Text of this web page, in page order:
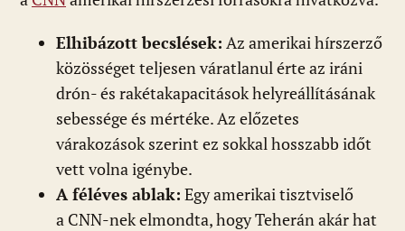
Elhibázott becslések: Az amerikai hírszerző
közösséget teljesen váratlanul érte az iráni
drón- és rakétakapacitások helyreállításának
sebessége és mértéke. Az előzetes
várakozások szerint ez sokkal hosszabb időt
vett volna igénybe.
A féléves ablak: Egy amerikai tisztviselő
a CNN-nek elmondta, hogy Teherán akár hat